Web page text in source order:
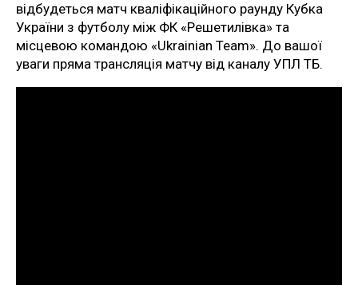
відбудеться матч кваліфікаційного раунду Кубка
України з футболу між ФК «Решетилівка» та
місцевою командою «Ukrainian Team». До вашої
уваги пряма трансляція матчу від каналу УПЛ ТБ.